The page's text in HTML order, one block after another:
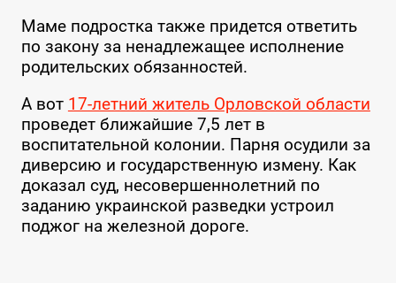
Маме подростка также придется ответить
по закону за ненадлежащее исполнение
родительских обязанностей.
А вот 17-летний житель Орловской области
проведет ближайшие 7,5 лет в
воспитательной колонии. Парня осудили за
диверсию и государственную измену. Как
доказал суд, несовершеннолетний по
заданию украинской разведки устроил
поджог на железной дороге.